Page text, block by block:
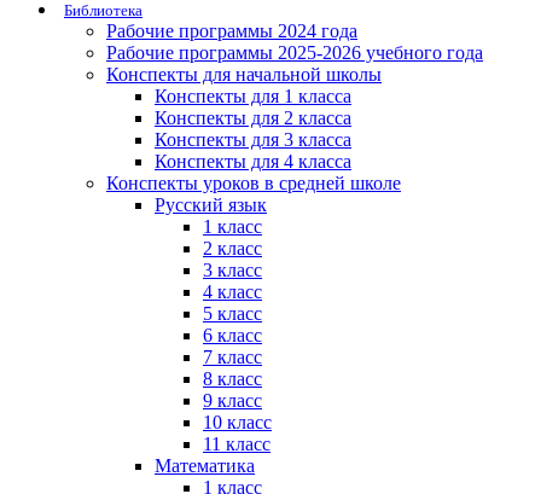
Библиотека
Рабочие программы 2024 года
Рабочие программы 2025-2026 учебного года
Конспекты для начальной школы
Конспекты для 1 класса
Конспекты для 2 класса
Конспекты для 3 класса
Конспекты для 4 класса
Конспекты уроков в средней школе
Русский язык
1 класс
2 класс
3 класс
4 класс
5 класс
6 класс
7 класс
8 класс
9 класс
10 класс
11 класс
Математика
1 класс